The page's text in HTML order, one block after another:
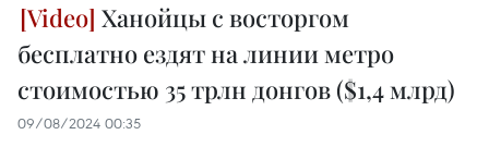
Ханойцы с восторгом
бесплатно ездят на линии метро
стоимостью 35 трлн донгов ($1,4 млрд)
09/08/2024 00:35